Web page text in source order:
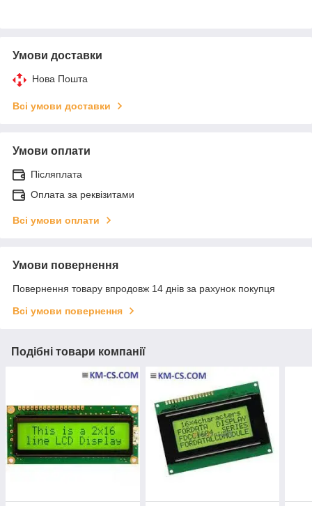
Умови доставки
Нова Пошта
Всі умови доставки
Умови оплати
Післяплата
Оплата за реквізитами
Всі умови оплати
Умови повернення
Повернення товару впродовж 14 днів за рахунок покупця
Всі умови повернення
Подібні товари компанії